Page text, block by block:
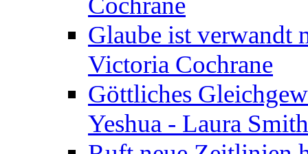
Glaube ist verwandt
Victoria Cochrane
Göttliches
Yeshua - Laura